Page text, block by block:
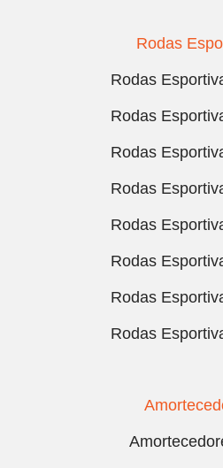
Rodas
Rodas
Rodas
Rodas
Rodas
Rodas
Rodas
Rodas
Rodas